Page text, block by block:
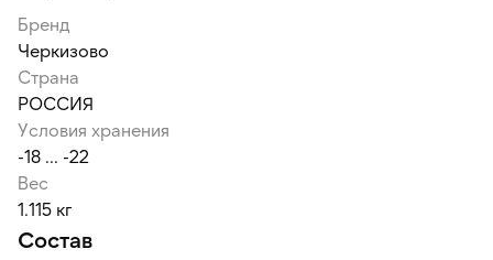
Бренд
Черкизово
Страна
РОССИЯ
Условия хранения
-18 ... -22
Вес
1.115 кг
Состав